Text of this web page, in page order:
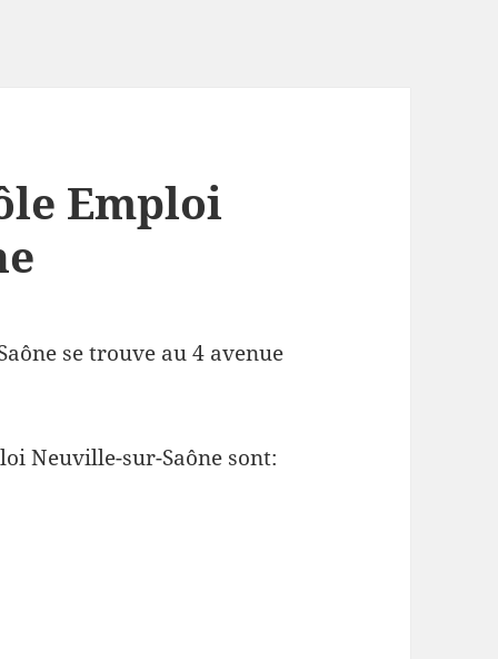
Emploi
se trouve au 4 avenue
Neuville-sur-Saône sont: